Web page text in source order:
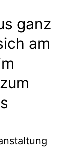
ganz
am